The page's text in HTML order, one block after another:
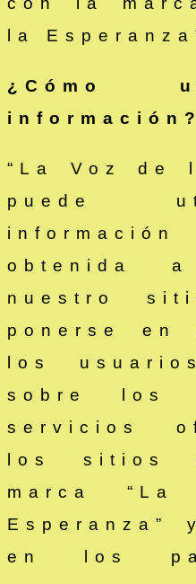
la
¿Cómo
información?
“La Voz de
puede
obtenida
nuestro
ponerse en
los
sobre los
servicios
los sitios
marca
en los